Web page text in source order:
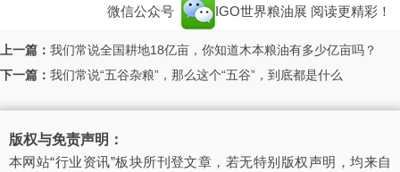
微信公众号 IGO世界粮油展 阅读更精彩！
上一篇： 我们常说全国耕地18亿亩，你知道木本粮油有多少亿亩吗？
下一篇： 我们常说“五谷杂粮”，那么这个“五谷”，到底都是什么
版权与免责声明：
本网站“行业资讯”板块所刊登文章，若无特别版权声明，均来自